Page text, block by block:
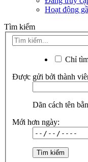
Hoạt động
Tìm kiếm
Chỉ
Được gửi bởi thành
Dãn cách tên
Mới hơn ngày: